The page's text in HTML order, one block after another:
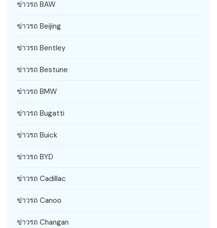
ข่าวรถ BAW
ข่าวรถ Beijing
ข่าวรถ Bentley
ข่าวรถ Bestune
ข่าวรถ BMW
ข่าวรถ Bugatti
ข่าวรถ Buick
ข่าวรถ BYD
ข่าวรถ Cadillac
ข่าวรถ Canoo
ข่าวรถ Changan